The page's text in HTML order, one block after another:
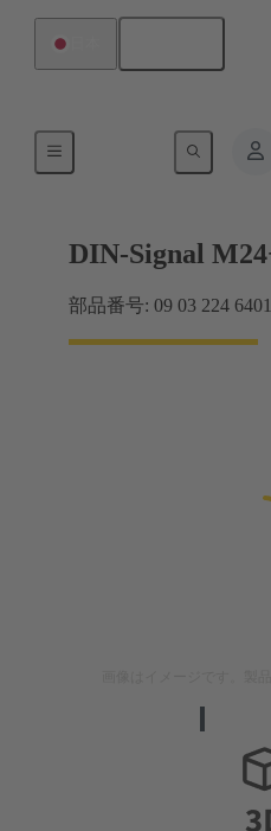
マザーボード ツー ド
DIN-Signal
部品番号: 09 03 224 6401